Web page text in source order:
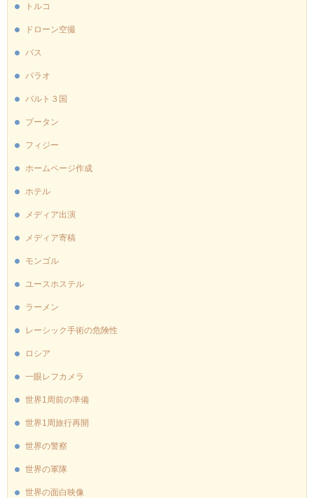
トルコ
ドローン空撮
バス
パラオ
バルト３国
ブータン
フィジー
ホームページ作成
ホテル
メディア出演
メディア寄稿
モンゴル
ユースホステル
ラーメン
レーシック手術の危険性
ロシア
一眼レフカメラ
世界1周前の準備
世界1周旅行再開
世界の警察
世界の軍隊
世界の面白映像